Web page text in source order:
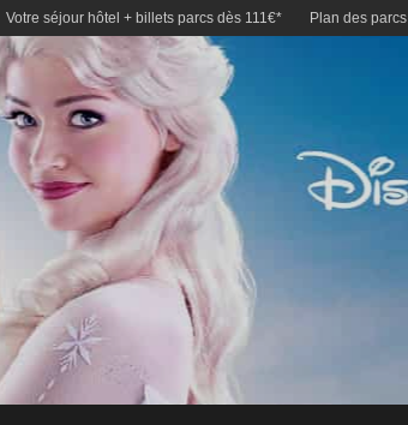
Votre séjour hôtel + billets parcs dès 111€* Plan des parcs